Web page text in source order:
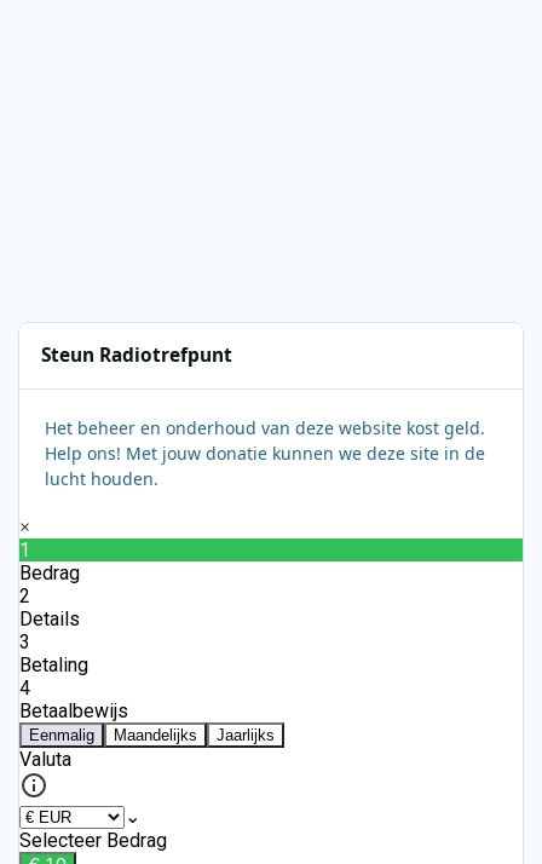
Steun Radiotrefpunt
Het beheer en onderhoud van deze website kost geld.
Help ons! Met jouw donatie kunnen we deze site in de
lucht houden.